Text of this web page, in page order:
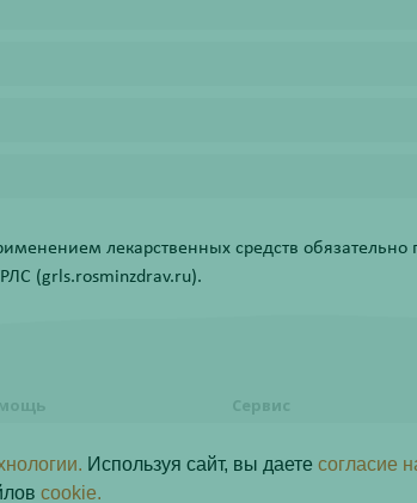
лекарственных средств обязательно
(grls.rosminzdrav.ru).
сделать заказ
Сервис
Акции
Используя сайт, вы даете согласие
cookie.